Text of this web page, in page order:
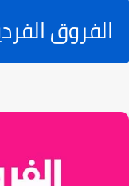
الفروق